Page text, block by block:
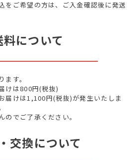
をご希望の方は、ご入金確認後に発送
料について
す。
けは800円(税抜)
届けは1,100円(税抜)が発生いたしま
のでご了承ください。
交換について